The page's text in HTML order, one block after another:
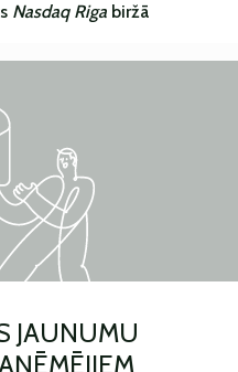
Nasdaq Riga biržā
JAUNUMU